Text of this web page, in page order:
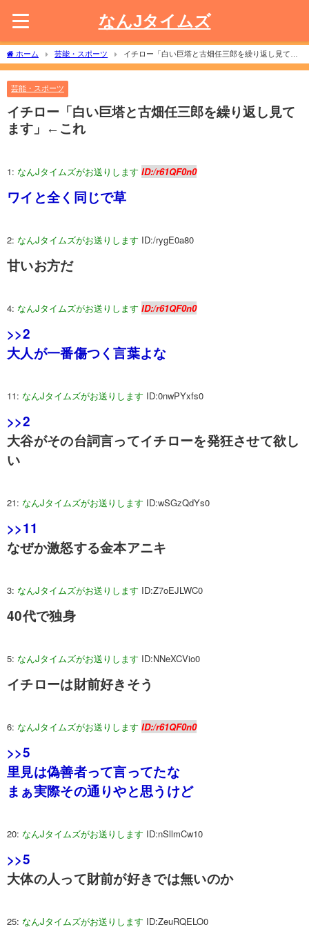
なんJタイムズ
ホーム 芸能・スポーツ
イチロー「白い巨塔と古畑任三郎を繰り返し見てま
す」←これ
芸能・スポーツ
イチロー「白い巨塔と古畑任三郎を繰り返し見て
ます」←これ
1: なんJタイムズがお送りします ID:/r61QF0n0
ワイと全く同じで草
2: なんJタイムズがお送りします ID:/rygE0a80
甘いお方だ
4: なんJタイムズがお送りします ID:/r61QF0n0
>>2
大人が一番傷つく言葉よな
11: なんJタイムズがお送りします ID:0nwPYxfs0
>>2
大谷がその台詞言ってイチローを発狂させて欲し
い
21: なんJタイムズがお送りします ID:wSGzQdYs0
>>11
なぜか激怒する金本アニキ
3: なんJタイムズがお送りします ID:Z7oEJLWC0
40代で独身
5: なんJタイムズがお送りします ID:NNeXCVio0
イチローは財前好きそう
6: なんJタイムズがお送りします ID:/r61QF0n0
>>5
里見は偽善者って言ってたな
まぁ実際その通りやと思うけど
20: なんJタイムズがお送りします ID:nSllmCw10
>>5
大体の人って財前が好きでは無いのか
25: なんJタイムズがお送りします ID:ZeuRQELO0